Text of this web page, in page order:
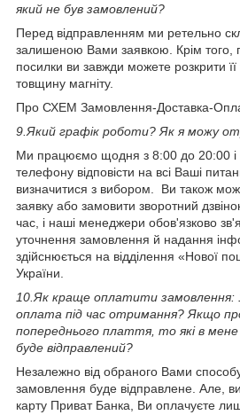
який не був замовлений?
Перед відправленням ми ретельно
залишеною Вами заявкою. Крім того,
посилки ви завжди можете розкрити
товщину магніту.
Про СХЕМ Замовлення-Доставка-
9. Який графік роботи? Як я можу
Ми працюємо щодня з 8:00 до 20:00 і
телефону відповісти на всі Ваші
визначитися з вибором. Ви також
заявку або замовити зворотний
час, і наші менеджери обов'язково
уточнення замовлення й надання
здійснюється на відділення «Нової
України.
10. Як краще оплатити замовлення:
оплата під час отримання? Якщо
попереднього плаття, то які в
буде відправлений?
Незалежно від обраного Вами
замовлення буде відправлене. Але,
карту Приват Банка, Ви оплачуєте